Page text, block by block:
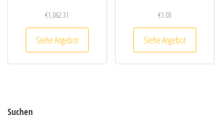
€1,062.31
Siehe Angebot
€1.03
Siehe Angebot
Suchen